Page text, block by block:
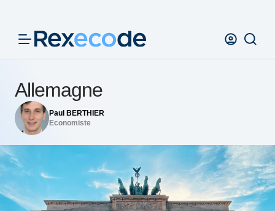
Allemagne
Paul BERTHIER
Economiste